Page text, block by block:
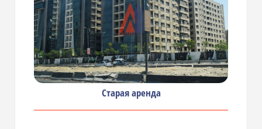
Старая аренда